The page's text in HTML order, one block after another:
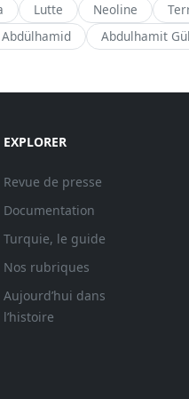
Lutte Neoline
Abdülhamid Abdulhamit Gül
EXPLORER
Revue de presse
Documentation
Turquie, le guide
Nos rubriques
Aujourd’hui dans
l’histoire